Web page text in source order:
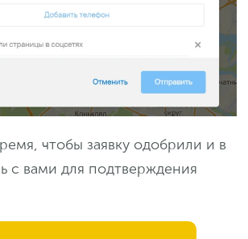
чтобы заявку одобрили и в
с вами для подтверждения